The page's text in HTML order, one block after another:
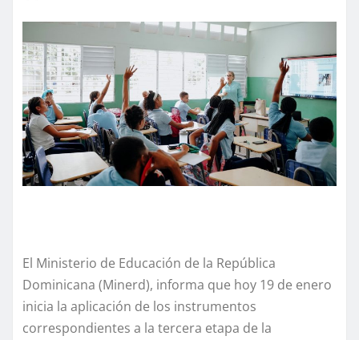
El Ministerio de Educación de la República
Dominicana (Minerd), informa que hoy 19 de enero
inicia la aplicación de los instrumentos
correspondientes a la tercera etapa de la